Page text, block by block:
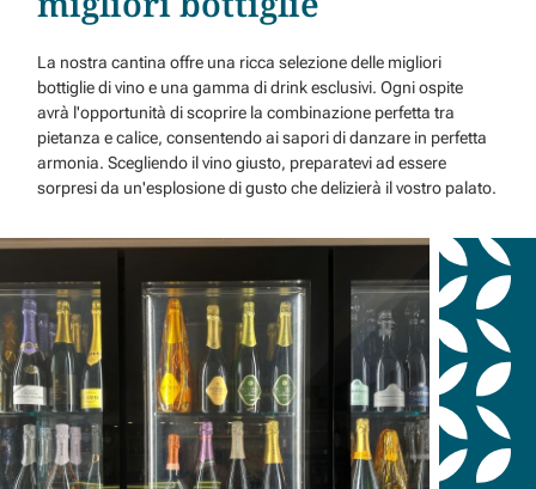
La nostra cantina offre una ricca selezione delle migliori
bottiglie di vino e una gamma di drink esclusivi. Ogni ospite
avrà l'opportunità di scoprire la combinazione perfetta tra
pietanza e calice, consentendo ai sapori di danzare in perfetta
armonia. Scegliendo il vino giusto, preparatevi ad essere
sorpresi da un'esplosione di gusto che delizierà il vostro palato.